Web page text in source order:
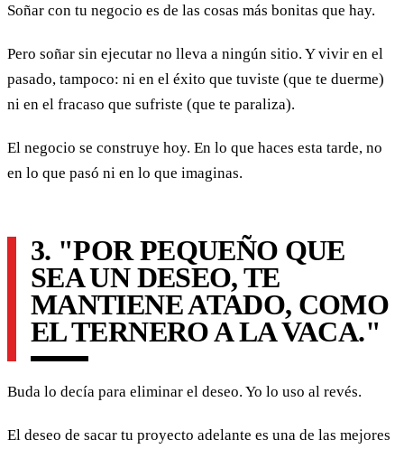
Soñar con tu negocio es de las cosas más bonitas que hay.
Pero soñar sin ejecutar no lleva a ningún sitio. Y vivir en el
pasado, tampoco: ni en el éxito que tuviste (que te duerme)
ni en el fracaso que sufriste (que te paraliza).
El negocio se construye hoy. En lo que haces esta tarde, no
en lo que pasó ni en lo que imaginas.
3. "POR PEQUEÑO QUE
SEA UN DESEO, TE
MANTIENE ATADO, COMO
EL TERNERO A LA VACA."
Buda lo decía para eliminar el deseo. Yo lo uso al revés.
El deseo de sacar tu proyecto adelante es una de las mejores